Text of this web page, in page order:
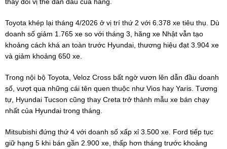
Toyota khép lại tháng 4/2026 ở vị trí thứ 2 với 6.378 xe tiêu thụ. Dù
doanh số giảm 1.765 xe so với tháng 3, hãng xe Nhật vẫn tạo
khoảng cách khá an toàn trước Hyundai, thương hiệu đạt 3.904 xe
và giảm khoảng 650 xe.
Trong nội bộ Toyota, Veloz Cross bất ngờ vươn lên dẫn đầu doanh
số, vượt qua những cái tên quen thuộc như Vios hay Yaris. Tương
tự, Hyundai Tucson cũng thay Creta trở thành mẫu xe bán chạy
nhất của Hyundai trong tháng.
Mitsubishi đứng thứ 4 với doanh số xấp xỉ 3.500 xe. Ford tiếp tục
giữ hạng 5 khi bán gần 2.900 xe, thấp hơn tháng trước khoảng